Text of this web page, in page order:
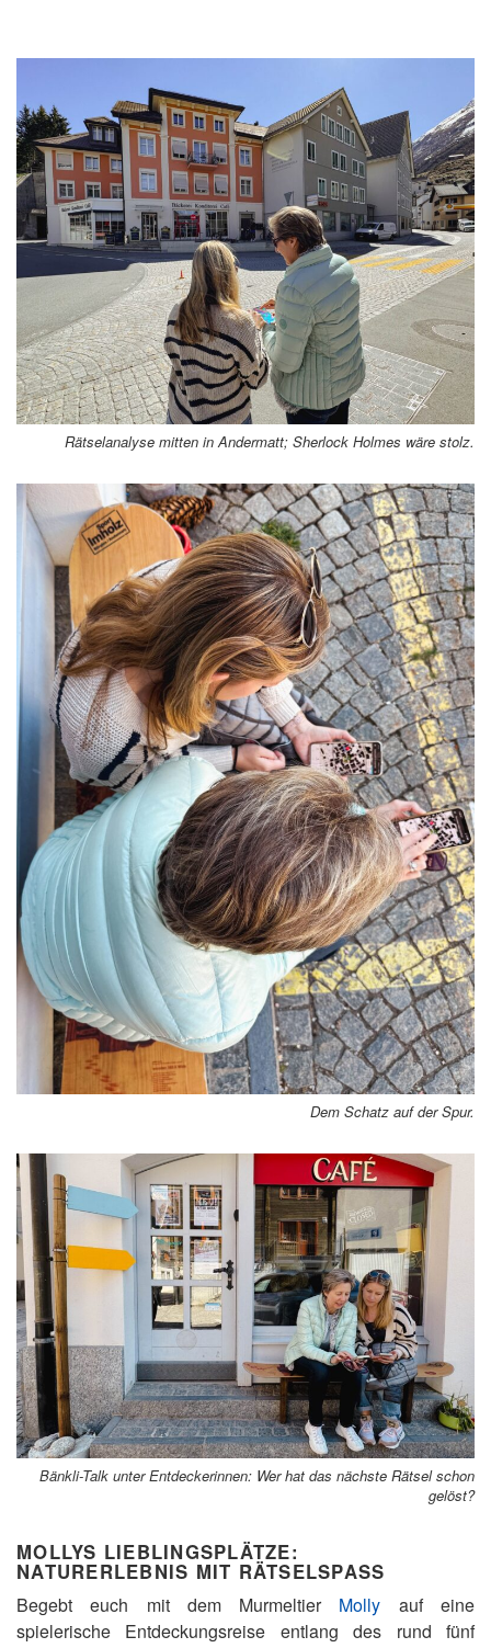
Rätselanalyse mitten in Andermatt; Sherlock Holmes wäre stolz.
Dem Schatz auf der Spur.
Bänkli-Talk unter Entdeckerinnen: Wer hat das nächste Rätsel schon
gelöst?
MOLLYS LIEBLINGSPLÄTZE:
NATURERLEBNIS MIT RÄTSELSPASS
Begebt euch mit dem Murmeltier Molly auf eine
spielerische Entdeckungsreise entlang des rund fünf